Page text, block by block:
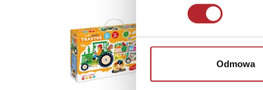
Odmowa